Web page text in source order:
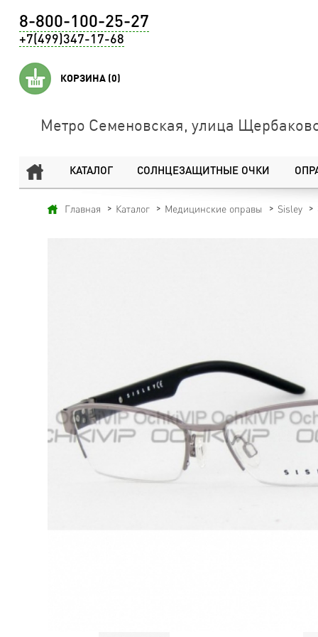
8-800-100-25-27
+7(499)347-17-68
КОРЗИНА (0)
Метро Семеновская, улица
КАТАЛОГ СОЛНЦЕЗАЩИТНЫЕ ОЧКИ
Главная Каталог Медицинские оправы Sisley